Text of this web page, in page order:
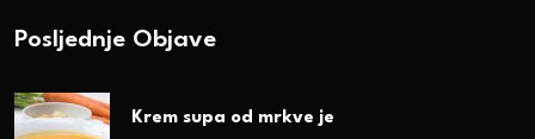
Posljednje Objave
Krem supa od mrkve je